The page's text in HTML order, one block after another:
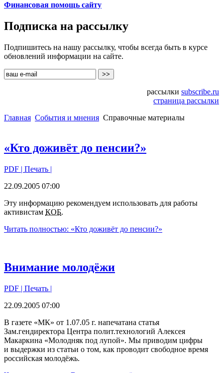
Финансовая помощь сайту
Подписка на рассылку
Подпишитесь на нашу рассылку, чтобы всегда быть в курсе
обновлений информации на сайте.
рассылки subscribe.ru
страница рассылки
Главная События и мнения Справочные материалы
«Кто доживёт до пенсии?»
PDF | Печать |
22.09.2005 07:00
Эту информацию рекомендуем использовать для работы
активистам КОБ.
Читать полностью: «Кто доживёт до пенсии?»
Внимание молодёжи
PDF | Печать |
22.09.2005 07:00
В газете «МК» от 1.07.05 г. напечатана статья
Зам.гендиректора Центра полит.технологий Алексея
Макаркина «Молодняк под лупой». Мы приводим цифры
и выдержки из статьи о том, как проводит свободное время
российская молодёжь.